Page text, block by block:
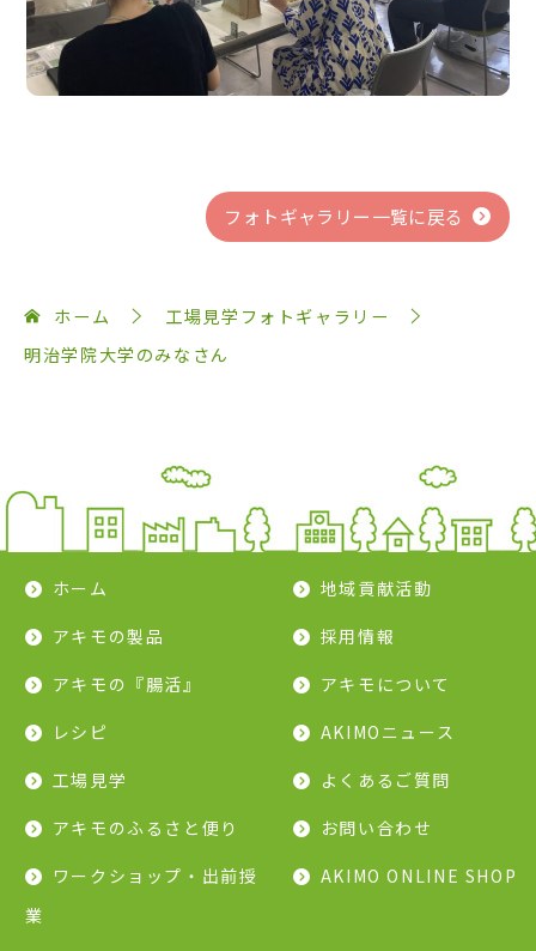
フォトギャラリー一覧に戻る
ホーム
工場見学フォトギャラリー
明治学院大学のみなさん
ホーム
アキモの製品
アキモの『腸活』
レシピ
工場見学
アキモのふるさと便り
ワークショップ・出前授
業
地域貢献活動
採用情報
アキモについて
AKIMOニュース
よくあるご質問
お問い合わせ
AKIMO ONLINE SHOP